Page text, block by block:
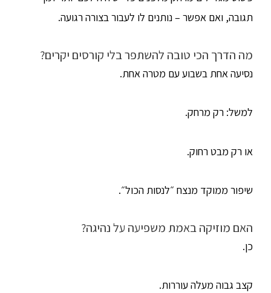
תגובה, ואם אפשר – נותנים לו לעבור בצורה רגועה.
מה הדרך הכי טובה להשתפר בלי קורסים יקרים?
נסיעה אחת בשבוע עם מטרה אחת.
למשל: רק מרחק.
או רק מבט רחוק.
שיפור ממוקד מנצח ״לנסות הכול״.
האם מוזיקה באמת משפיעה על נהיגה?
כן.
קצב גבוה מעלה עוררות.